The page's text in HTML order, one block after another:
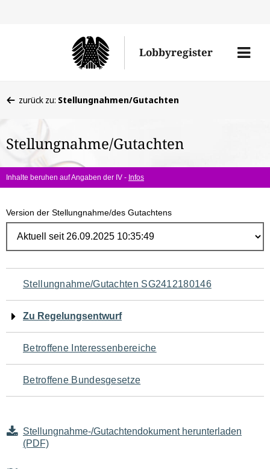
Lobbyregister
Menü
befinden
hier:
zurück zu: Stellungnahmen/Gutachten
Stellungnahme/Gutachten
Inhalte beruhen auf Angaben der IV - Infos
Version der Stellungnahme/des Gutachtens
Navigation
für
den
Seiteninhalt
Stellungnahme/Gutachten SG2412180146
Zu Regelungsentwurf
Betroffene Interessenbereiche
Betroffene Bundesgesetze
Stellungnahme-/Gutachtendokument herunterladen
(PDF)